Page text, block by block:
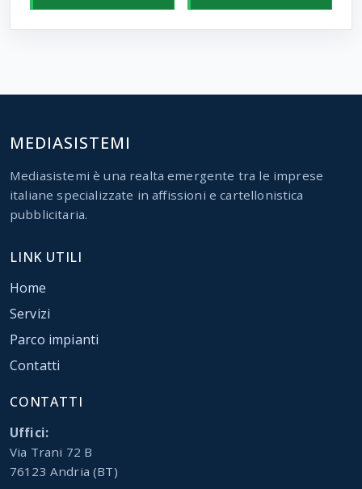
MEDIASISTEMI
Mediasistemi è una realta emergente tra le imprese
italiane specializzate in affissioni e cartellonistica
pubblicitaria.
LINK UTILI
Home
Servizi
Parco impianti
Contatti
CONTATTI
Uffici:
Via Trani 72 B
76123 Andria (BT)